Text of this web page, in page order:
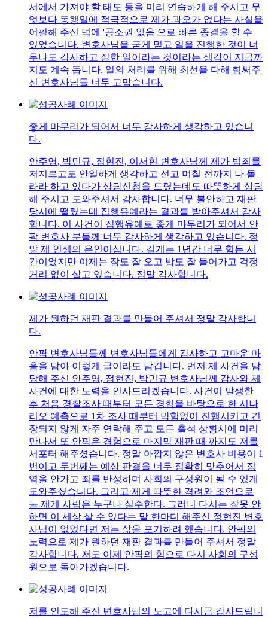
서에서 가져야 할 태도 등을 미리 연습하게 해 주시고 무
엇보다 동행일에 적극적으로 제가 과오가 없다는 사실을
어필해 주신 덕에 '공소권 없음'으로 빠른 종결을 할 수
있었습니다. 변호사님을 굳게 믿고 일을 진행한 것이 너
무나도 감사하고 잘한 일이라는 것이라는 생각이 지금까
지도 계속 듭니다. 일의 처리를 위해 최선을 다해 힘써주
신 변호사님들 너무 고맙습니다.
좋게 마무리가 되어서 너무 감사하게 생각하고 있습니
다.
안주영, 박민규, 정현진, 이서현 변호사님께 제가 범죄를
저지르고도 안일하게 생각하고 선고 며칠 전까지 나 몰
라라 하고 있다가 상담신청을 드렸는데도 따뜻하게 상담
해 주시고 도와주셔서 감사합니다. 너무 불안하고 재판
당시에 떨렸는데 집행유예라는 결과를 받아주셔서 감사
합니다. 이 사건이 집행유예로 좋게 마무리가 되어서 안
팍 변호사 분들께 너무 감사하게 생각하고 있습니다. 정
말 제 인생의 은인이십니다. 길게는 1년간 너무 힘든 시
간이었지만 이제는 잠도 잘 오고 밥도 잘 들어가고 걱정
거리 없이 살고 있습니다. 정말 감사합니다.
제가 원하던 재판 결과를 만들어 주셔서 정말 감사합니
다.
안팍 변호사님들께 변호사님들에게 감사하고 고마운 마
음을 담아 이렇게 글이라도 남깁니다. 먼저 제 사건을 담
당해 주신 안주영, 정현진, 박민규 변호사님께 감사와 제
사건에 대한 노력을 인사드리겠습니다. 사건이 발생한
후 처음 경찰조사 때부터 모든 경험을 바탕으로 한 시나
리오 예측으로 1차 조사 때부터 막힘없이 진행시키고 긴
장되지 않게 자주 연락해 주고 모든 출석 상황시에 미리
만나서 또 안팍은 경험으로 마지막 재판 때 까지도 저를
서포터 해주셨습니다. 정말 아깝지 않은 변호사 비용이 1
번이고 두번째는 예상 판결을 너무 정확히 맞추어서 징
역을 안가고 죄를 반성하며 사회의 구성원이 될 수 있게
도와주셨습니다. 그리고 제게 따뜻한 격려와 조언으로
늘 제게 사람은 누구나 실수한다. 그러니 다시는 잘못 안
하면 이 세상 살 수 있다는 말 한마디 해주신 정현진 변호
사님이 없었다면 저는 삶을 포기하려 했습니다. 안팍의
노력으로 제가 원하던 재판 결과를 만들어 주셔서 정말
감사합니다. 저도 이제 안팍의 힘으로 다시 사회의 구성
원으로 돌아가겠습니다.
저를 인도해 주신 변호사님의 노고에 다시금 감사드립니